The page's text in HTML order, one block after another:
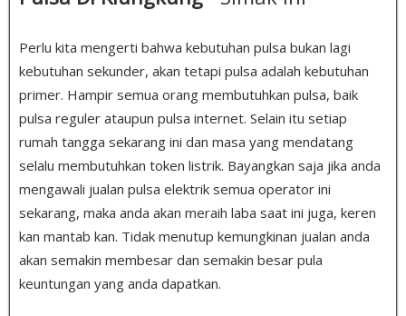
Perlu kita mengerti bahwa kebutuhan pulsa bukan lagi
kebutuhan sekunder, akan tetapi pulsa adalah kebutuhan
primer. Hampir semua orang membutuhkan pulsa, baik
pulsa reguler ataupun pulsa internet. Selain itu setiap
rumah tangga sekarang ini dan masa yang mendatang
selalu membutuhkan token listrik. Bayangkan saja jika anda
mengawali jualan pulsa elektrik semua operator ini
sekarang, maka anda akan meraih laba saat ini juga, keren
kan mantab kan. Tidak menutup kemungkinan jualan anda
akan semakin membesar dan semakin besar pula
keuntungan yang anda dapatkan.